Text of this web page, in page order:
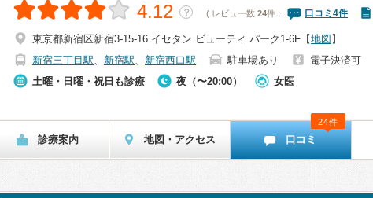
4.12 ？ ( レビュー数 24件… 口コミ 4件
東京都新宿区新宿3-15-16 イセタン ビューティ パーク1-6F 【地図 】
新宿三丁目駅、 新宿駅、 新宿西口駅 駐車場あり 電子決済可
土曜・日曜・祝日も診療
夜（〜20:00） 女医
診療案内 地図・アクセス 口コミ
24件